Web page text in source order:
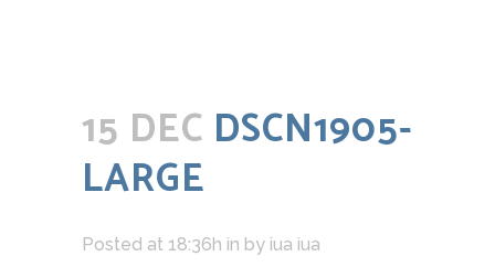
15 DEC DSCN1905-
LARGE
Posted at 18:36h in by iua iua